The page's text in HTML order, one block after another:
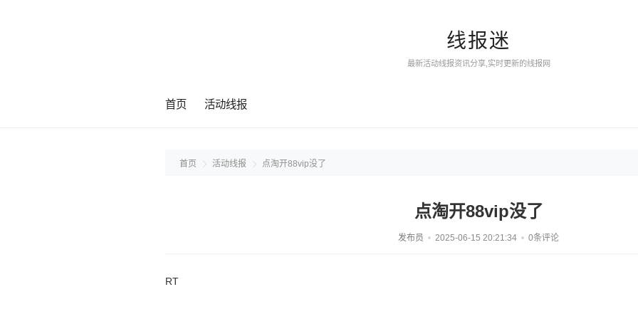
线报迷
最新活动线报资讯分享,实时更新的线报网
首页 活动线报
首页 活动线报 点淘开88vip没了
点淘开88vip没了
发布员 2025-06-15 20:21:34 0条评论
RT